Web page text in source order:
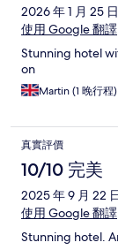
2026 年 1 月 25 日
使用 Google 翻譯
Stunning hotel
on
Martin (1 晚行程)
真實評價
10/10 完美
2025 年 9 月 22
使用 Google 翻譯
Stunning hotel.